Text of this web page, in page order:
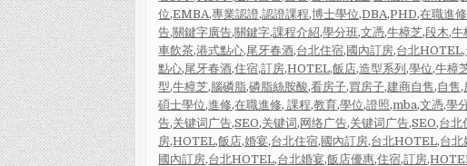
位,EMBA,專業認證,認證課程,博士學位,DBA,PHD,在職進修
告,關鍵字廣告,關鍵字,課程介紹,學分班,文憑,牛樟芝,段木,牛
車飲茶,港式點心,尾牙春酒,台北住宿, 國內訂房,台北HOTEL,
點心,尾牙春酒,住宿,訂房,HOTEL,飯店,造型系列,學位,牛樟
型,牛樟芝,腦磷脂,磷脂絲胺酸,看房子,買房子,建商自售,自售,
碩士學位,進修,在職進修, 課程,教育,學位,證照,mba,文憑,學
告,关键词广告,SEO,关键词, 网络广告,关键词广告,SEO,台北
房,HOTEL,飯店,婚宴,台北住宿, 國內訂房,台北HOTEL,台北
國內訂房,台北HOTEL,台北婚宴,飯店優惠,住宿,訂房,